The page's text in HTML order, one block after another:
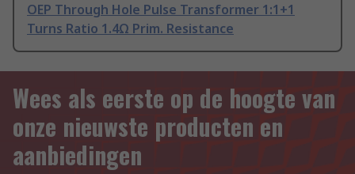
OEP Through Hole Pulse Transformer 1:1+1
Turns Ratio 1.4Ω Prim. Resistance
Wees als eerste op de hoogte van
onze nieuwste producten en
aanbiedingen